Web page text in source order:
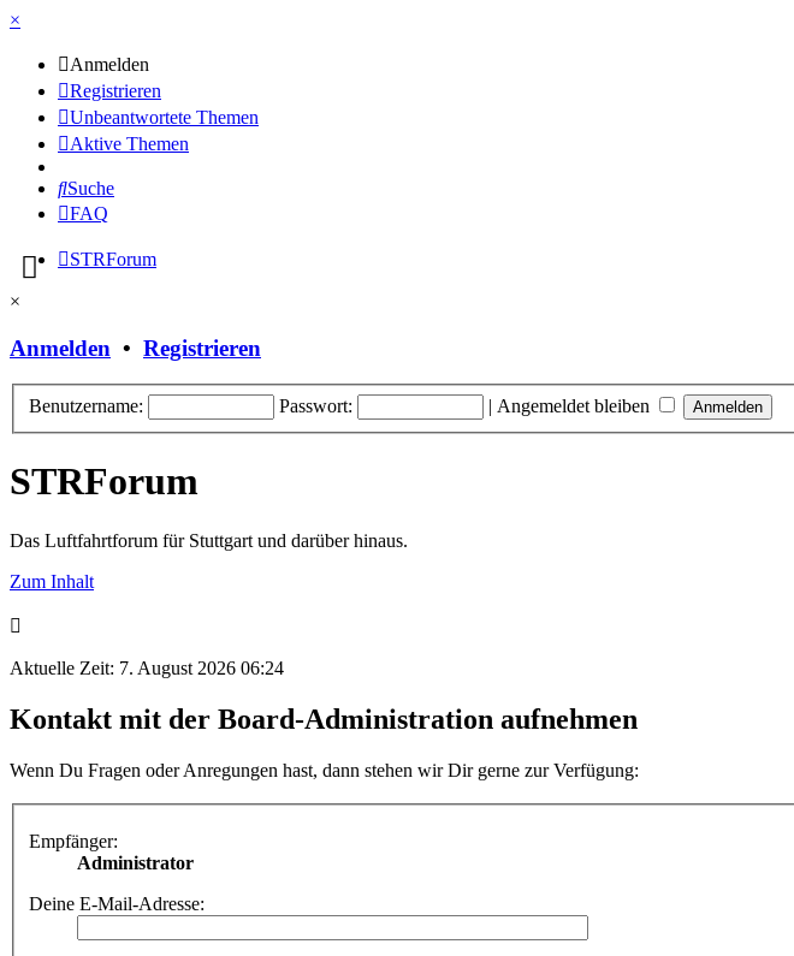
×
Anmelden
Registrieren
Unbeantwortete Themen
Aktive Themen
Suche
FAQ
STRForum
×
Anmelden • Registrieren
Benutzername: Passwort: | Angemeldet bleiben
STRForum
Das Luftfahrtforum für Stuttgart und darüber hinaus.
Zum Inhalt
Aktuelle Zeit: 7. August 2026 06:24
Kontakt mit der Board-Administration aufnehmen
Wenn Du Fragen oder Anregungen hast, dann stehen wir Dir gerne zur Verfügung:
Empfänger:
Administrator
Deine E-Mail-Adresse: